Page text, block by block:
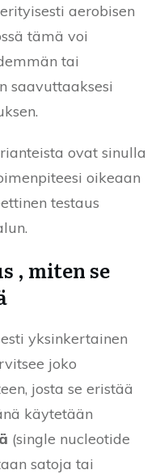
aerobisen
tämä voi
tai
saavuttaaksesi
ovat sinulla
oikeaan
testaus
, miten se
yksinkertainen
joko
josta se eristää
käytetään
(single nucleotide
satoja tai